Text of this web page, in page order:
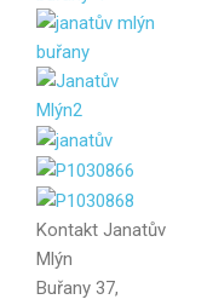
Kontakt Janatův
Mlýn
Buřany 37,
Váš e-mail
Zpráva